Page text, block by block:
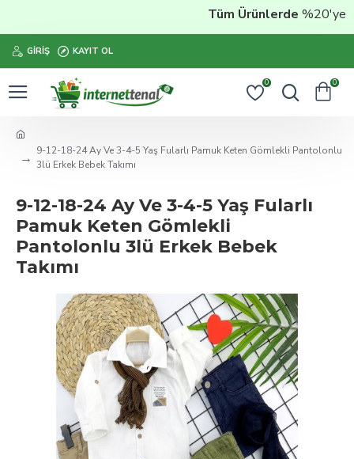
Tüm Ürünlerde%20'ye
GIRIŞ KAYIT OL
0 0
9-12-18-24 Ay Ve 3-4-5 Yaş Fularlı Pamuk Keten Gömlekli Pantolonlu
3lü Erkek Bebek Takımı
9-12-18-24 Ay Ve 3-4-5 Yaş Fularlı
Pamuk Keten Gömlekli
Pantolonlu 3lü Erkek Bebek
Takımı